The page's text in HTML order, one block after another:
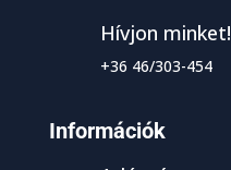
Hívjon minket!
+36 46/303-454
Információk